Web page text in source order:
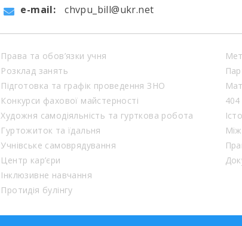
e-mail:
chvpu_bill@ukr.net
Права та обов’язки учня
Розклад занять
Підготовка та графік проведення ЗНО
Конкурси фахової майстерності
Художня самодіяльність та гурткова робота
Гуртожиток та їдальня
Учнівське самоврядування
Центр кар’єри
Інклюзивне навчання
Протидія булінгу
404